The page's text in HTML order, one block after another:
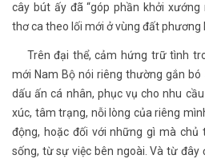
cây bút ấy đã “góp phần khởi xướng
thơ ca theo lối mới ở vùng đất phương
Trên đại thể, cảm hứng trữ tình
mới Nam Bộ nói riêng thường gắn
dấu ấn cá nhân, phục vụ cho nhu
xúc, tâm trạng, nỗi lòng của riêng
động, hoặc đối với những gì mà
sống, từ sự việc bên ngoài. Và từ đây